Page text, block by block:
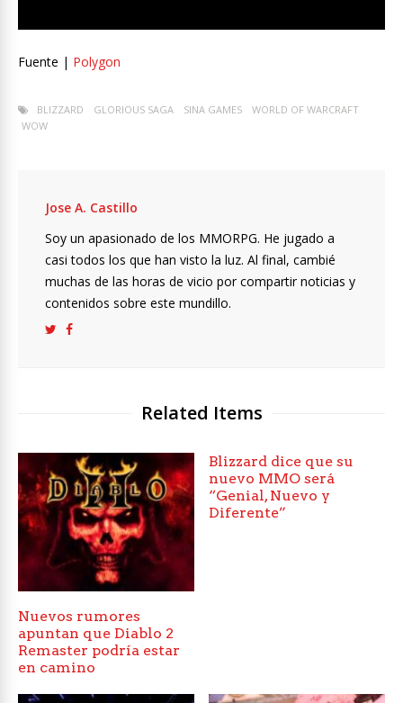
Fuente | Polygon
BLIZZARD GLORIOUS SAGA SINA GAMES
WORLD OF WARCRAFT
WOW
Jose A. Castillo
Soy un apasionado de los MMORPG. He jugado a
casi todos los que han visto la luz. Al final, cambié
muchas de las horas de vicio por compartir noticias y
contenidos sobre este mundillo.
Related Items
Nuevos rumores
apuntan que Diablo 2
Remaster podría estar
en camino
Blizzard dice que su
nuevo MMO será
“Genial, Nuevo y
Diferente”